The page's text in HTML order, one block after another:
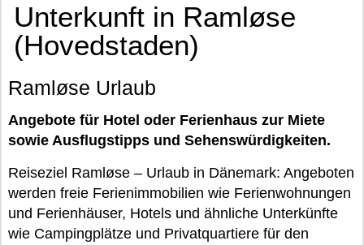
Unterkunft in Ramløse
(Hovedstaden)
Ramløse Urlaub
Angebote für Hotel oder Ferienhaus zur Miete
sowie Ausflugstipps und Sehenswürdigkeiten.
Reiseziel Ramløse – Urlaub in Dänemark: Angeboten
werden freie Ferienimmobilien wie Ferienwohnungen
und Ferienhäuser, Hotels und ähnliche Unterkünfte
wie Campingplätze und Privatquartiere für den